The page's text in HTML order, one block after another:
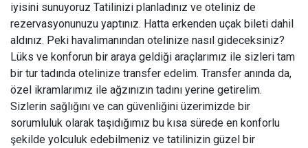
iyisini sunuyoruz Tatilinizi planladınız ve oteliniz de
rezervasyonunuzu yaptınız. Hatta erkenden uçak bileti dahil
aldınız. Peki havalimanından otelinize nasıl gideceksiniz?
Lüks ve konforun bir araya geldiği araçlarımız ile sizleri tam
bir tur tadında otelinize transfer edelim. Transfer anında da,
özel ikramlarımız ile ağzınızın tadını yerine getirelim.
Sizlerin sağlığını ve can güvenliğini üzerimizde bir
sorumluluk olarak taşıdığımız bu kısa sürede en konforlu
şekilde yolculuk edebilmeniz ve tatilinizin güzel bir